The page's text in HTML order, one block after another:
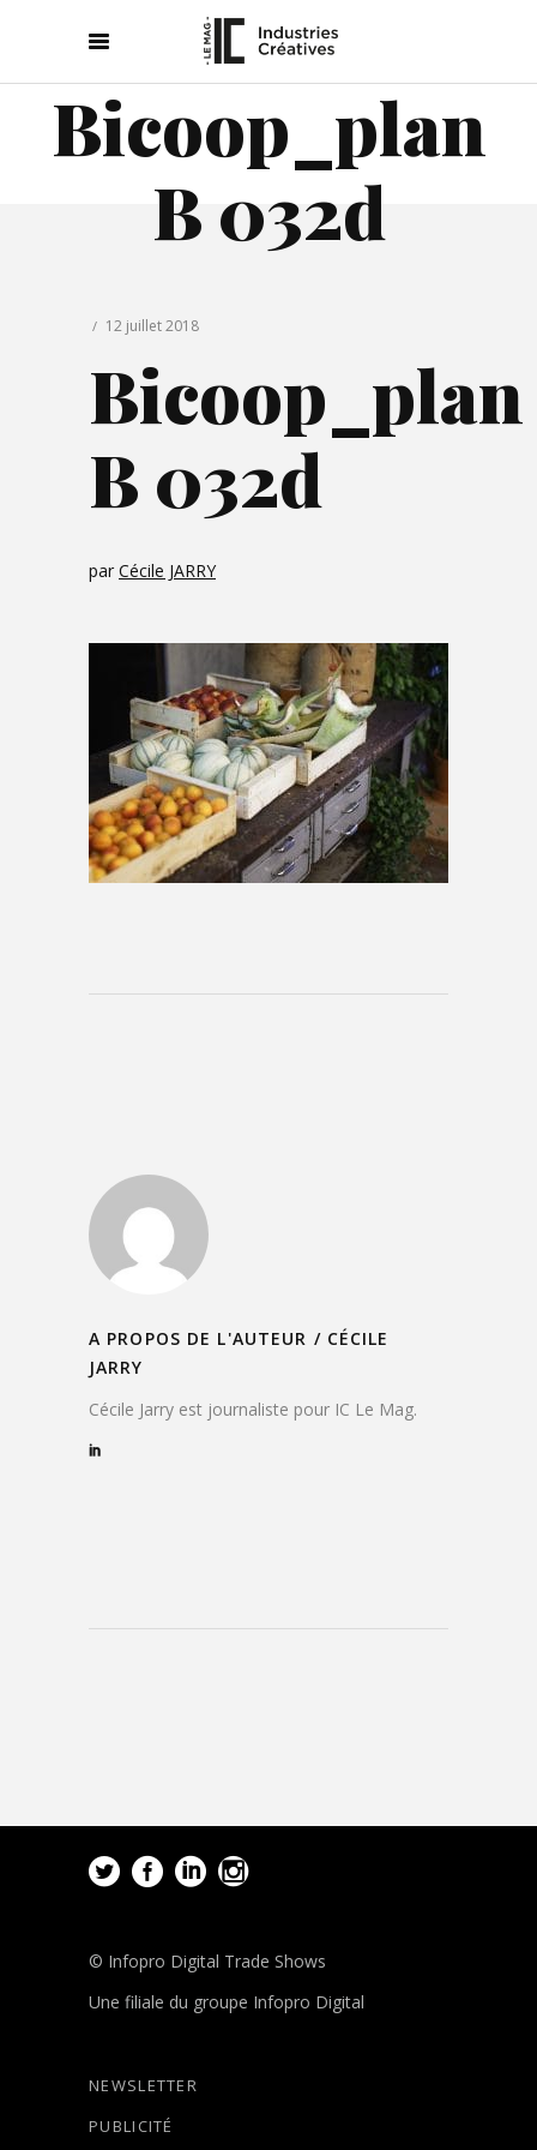
Bicoop_plan
B 032d
12 juillet 2018
Bicoop_plan
B 032d
par Cécile JARRY
A PROPOS DE L'AUTEUR / CÉCILE
JARRY
Cécile Jarry est journaliste pour IC Le Mag.
© Infopro Digital Trade Shows
Une filiale du groupe Infopro Digital
NEWSLETTER
PUBLICITÉ